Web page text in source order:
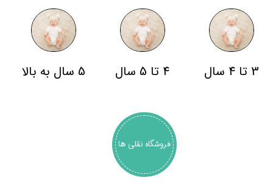
3 تا 4 سال 4 تا 5 سال 5 سال به بالا
فروشگاه نقلی ها